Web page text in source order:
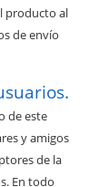
producto al
de envío
de este
y amigos
de la
En todo